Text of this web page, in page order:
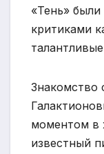
«Тень»
критиками
Знакомство
моментом в
известный